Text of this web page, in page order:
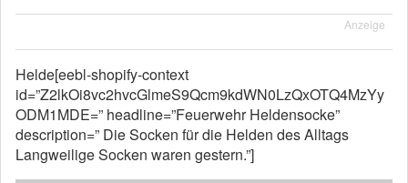
Anzeige
Helde[eebl-shopify-context
id=”Z2lkOi8vc2hvcGlmeS9Qcm9kdWN0LzQxOTQ4MzYy
ODM1MDE=” headline=”Feuerwehr Heldensocke”
description=” Die Socken für die Helden des Alltags
Langweilige Socken waren gestern.”]